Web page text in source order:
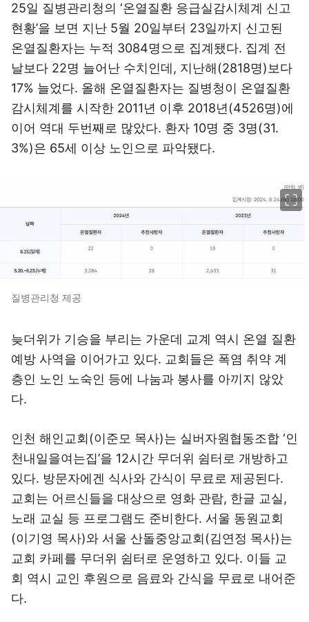
25일 질병관리청의 ‘온열질환 응급실감시체계 신고
현황’을 보면 지난 5월 20일부터 23일까지 신고된
온열질환자는 누적 3084명으로 집계됐다. 집계 전
날보다 22명 늘어난 수치인데, 지난해(2818명)보다
17% 늘었다. 올해 온열질환자는 질병청이 온열질환
감시체계를 시작한 2011년 이후 2018년(4526명)에
이어 역대 두번째로 많았다. 환자 10명 중 3명(31.
3%)은 65세 이상 노인으로 파악됐다.
질병관리청 제공
늦더위가 기승을 부리는 가운데 교계 역시 온열 질환
예방 사역을 이어가고 있다. 교회들은 폭염 취약 계
층인 노인 노숙인 등에 나눔과 봉사를 아끼지 않았
다.
인천 해인교회(이준모 목사)는 실버자원협동조합 ‘인
천내일을여는집’을 12시간 무더위 쉼터로 개방하고
있다. 방문자에겐 식사와 간식이 무료로 제공된다.
교회는 어르신들을 대상으로 영화 관람, 한글 교실,
노래 교실 등 프로그램도 준비한다. 서울 동원교회
(이기영 목사)와 서울 산돌중앙교회(김연정 목사)는
교회 카페를 무더위 쉼터로 운영하고 있다. 이들 교
회 역시 교인 후원으로 음료와 간식을 무료로 내어준
다.